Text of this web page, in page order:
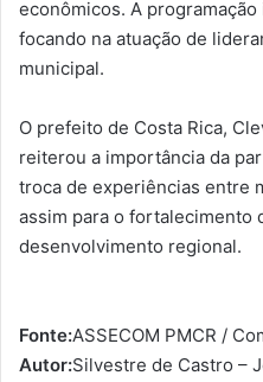
econômicos. A
focando na atuação de
municipal.
O prefeito de Costa Rica,
reiterou a importância da
troca de experiências entre
assim para o fortalecimento
desenvolvimento regional.
Fonte:ASSECOM PMCR /
Autor:Silvestre de Castro –